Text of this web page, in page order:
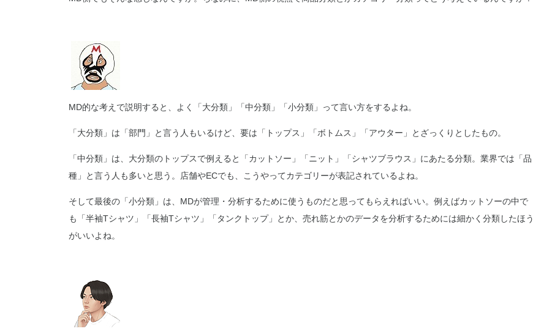
MD的な考えで説明すると、よく「大分類」「中分類」「小分類」って言い方をするよね。
「大分類」は「部門」と言う人もいるけど、要は「トップス」「ボトムス」「アウター」とざっくりとしたもの。
「中分類」は、大分類のトップスで例えると「カットソー」「ニット」「シャツブラウス」にあたる分類。業界では「品
種」と言う人も多いと思う。店舗やECでも、こうやってカテゴリーが表記されているよね。
そして最後の「小分類」は、MDが管理・分析するために使うものだと思ってもらえればいい。例えばカットソーの中で
も「半袖Tシャツ」「長袖Tシャツ」「タンクトップ」とか、売れ筋とかのデータを分析するためには細かく分類したほう
がいいよね。